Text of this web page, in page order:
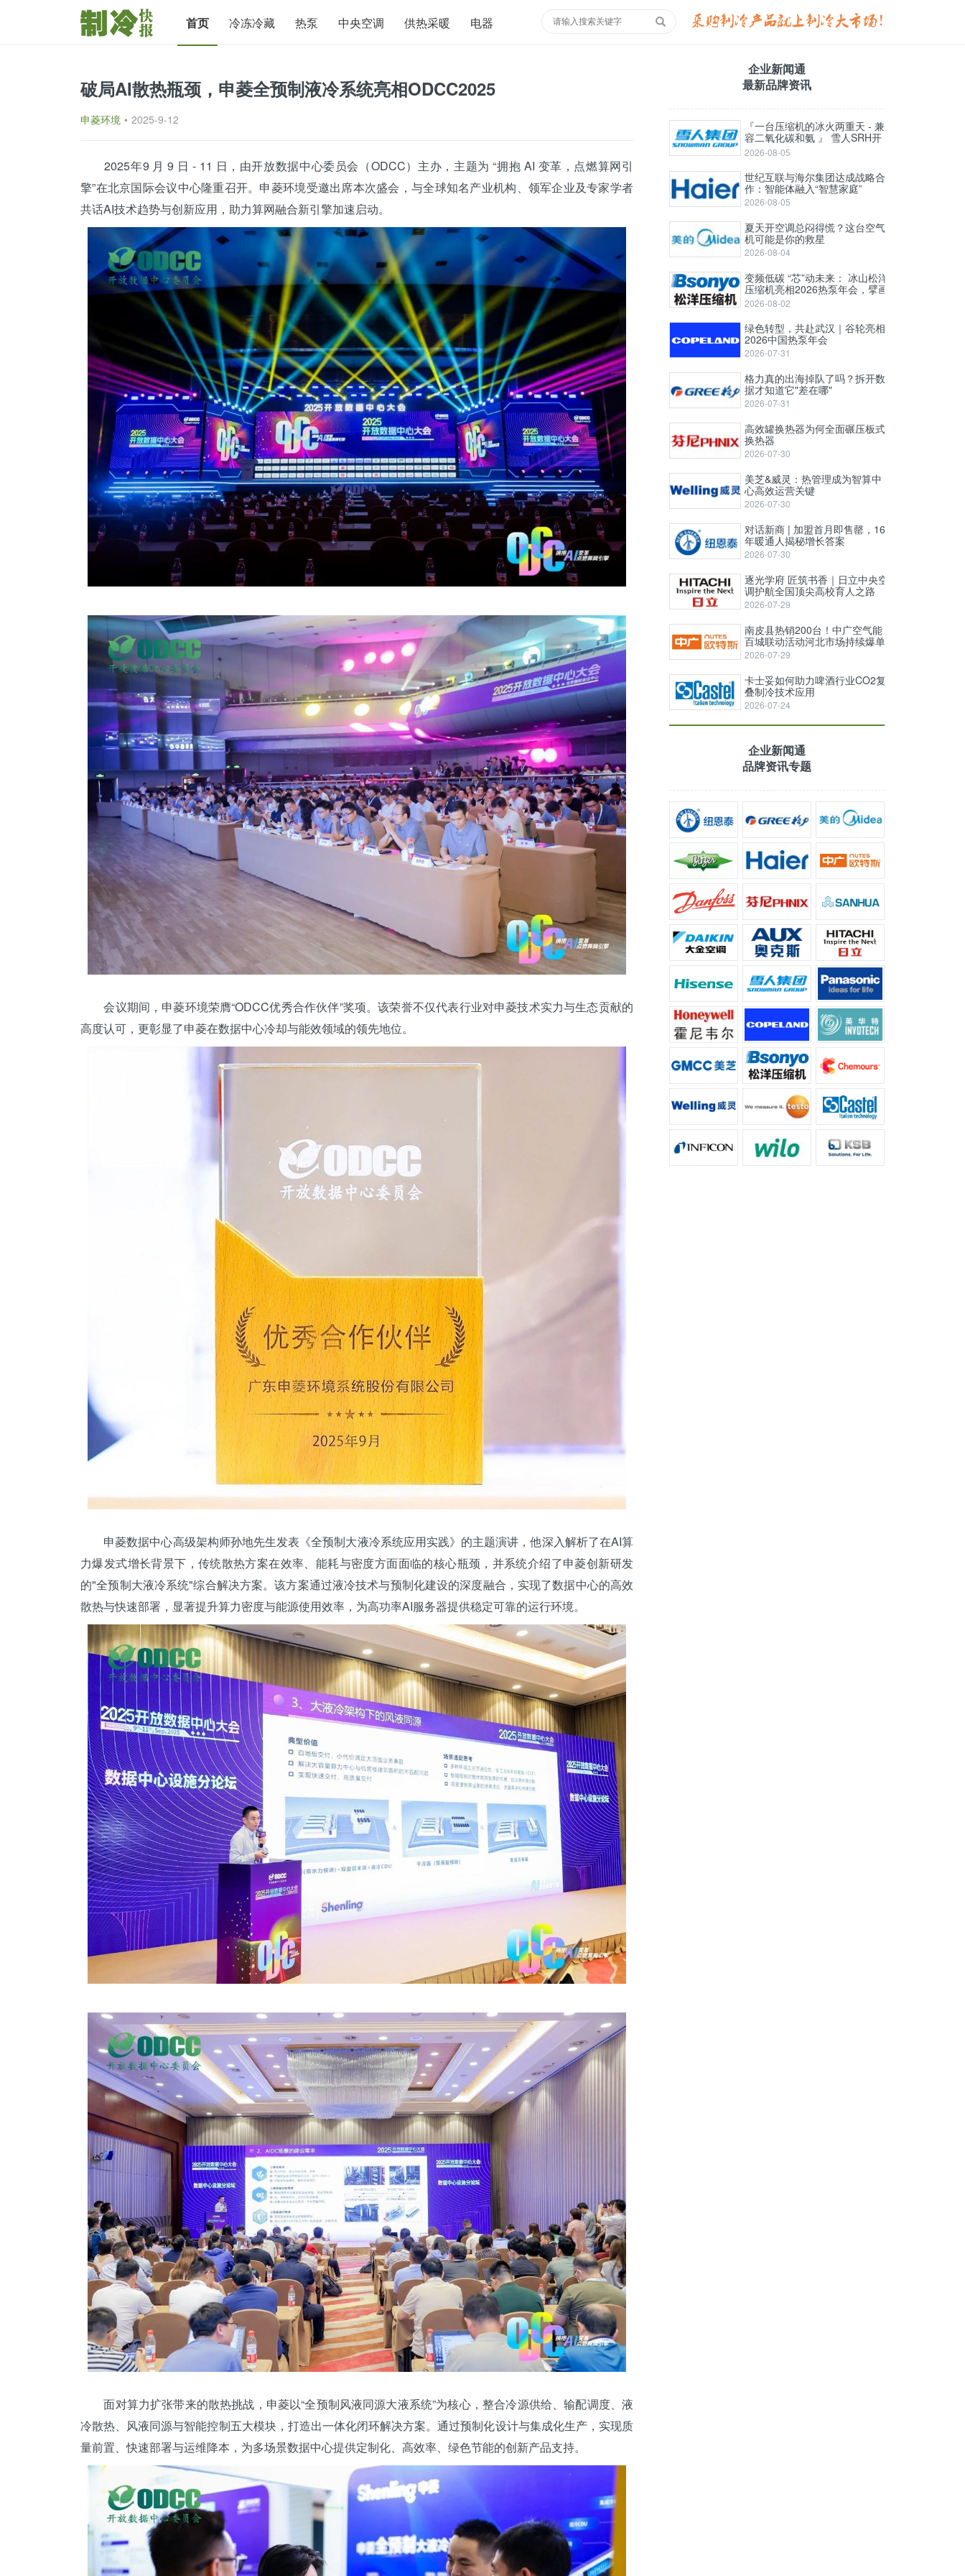
首页 冷冻冷藏 热泵 中央空调 供热采暖 电器
破局AI散热瓶颈，申菱全预制液冷系统亮相ODCC2025
申菱环境 • 2025-9-12
2025年9 月 9 日 - 11 日，由开放数据中心委员会（ODCC）主办，主题为 “拥抱 AI 变革，点燃算网引
擎”在北京国际会议中心隆重召开。申菱环境受邀出席本次盛会，与全球知名产业机构、领军企业及专家学者
共话AI技术趋势与创新应用，助力算网融合新引擎加速启动。
会议期间，申菱环境荣膺“ODCC优秀合作伙伴”奖项。该荣誉不仅代表行业对申菱技术实力与生态贡献的
高度认可，更彰显了申菱在数据中心冷却与能效领域的领先地位。
申菱数据中心高级架构师孙地先生发表《全预制大液冷系统应用实践》的主题演讲，他深入解析了在AI算
力爆发式增长背景下，传统散热方案在效率、能耗与密度方面面临的核心瓶颈，并系统介绍了申菱创新研发
的"全预制大液冷系统"综合解决方案。该方案通过液冷技术与预制化建设的深度融合，实现了数据中心的高效
散热与快速部署，显著提升算力密度与能源使用效率，为高功率AI服务器提供稳定可靠的运行环境。
面对算力扩张带来的散热挑战，申菱以“全预制风液同源大液系统”为核心，整合冷源供给、输配调度、液
冷散热、风液同源与智能控制五大模块，打造出一体化闭环解决方案。通过预制化设计与集成化生产，实现质
量前置、快速部署与运维降本，为多场景数据中心提供定制化、高效率、绿色节能的创新产品支持。
企业新闻通
最新品牌资讯
『一台压缩机的冰火两重天 - 兼
容二氧化碳和氨 』 雪人SRH开
启式高压螺杆压缩机
2026-08-05
世纪互联与海尔集团达成战略合
作：智能体融入“智慧家庭”
2026-08-05
夏天开空调总闷得慌？这台空气
机可能是你的救星
2026-08-04
变频低碳 “芯”动未来： 冰山松洋
压缩机亮相2026热泵年会，擘画
工业高温与极寒采暖新图景
2026-08-02
绿色转型，共赴武汉｜谷轮亮相
2026中国热泵年会
2026-07-31
格力真的出海掉队了吗？拆开数
据才知道它"差在哪"
2026-07-31
高效罐换热器为何全面碾压板式
换热器
2026-07-30
美芝&威灵：热管理成为智算中
心高效运营关键
2026-07-30
对话新商 | 加盟首月即售罄，16
年暖通人揭秘增长答案
2026-07-30
逐光学府 匠筑书香｜日立中央空
调护航全国顶尖高校育人之路
2026-07-29
南皮县热销200台！中广空气能
百城联动活动河北市场持续爆单
2026-07-29
卡士妥如何助力啤酒行业CO2复
叠制冷技术应用
2026-07-24
企业新闻通
品牌资讯专题